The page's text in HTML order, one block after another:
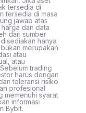
tersedia di
tersedia di masa
jawab atas
dan data
dari sumber
hanya
merupakan
atau
atau
trading
harus dengan
toleransi risiko
profesional
memenuhi syarat
informasi
Bybit.